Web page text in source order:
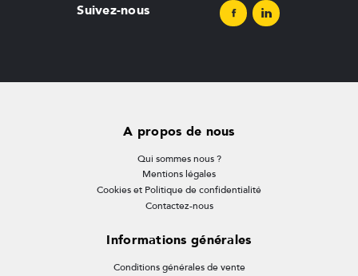
Suivez-nous
A propos de nous
Qui sommes nous ?
Mentions légales
Cookies et Politique de confidentialité
Contactez-nous
Informations générales
Conditions générales de vente